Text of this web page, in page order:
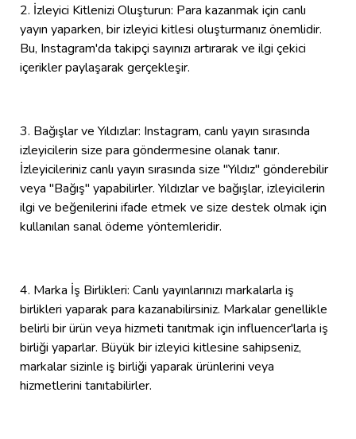
2. İzleyici Kitlenizi Oluşturun: Para kazanmak için canlı
yayın yaparken, bir izleyici kitlesi oluşturmanız önemlidir.
Bu, Instagram'da takipçi sayınızı artırarak ve ilgi çekici
içerikler paylaşarak gerçekleşir.
3. Bağışlar ve Yıldızlar: Instagram, canlı yayın sırasında
izleyicilerin size para göndermesine olanak tanır.
İzleyicileriniz canlı yayın sırasında size "Yıldız" gönderebilir
veya "Bağış" yapabilirler. Yıldızlar ve bağışlar, izleyicilerin
ilgi ve beğenilerini ifade etmek ve size destek olmak için
kullanılan sanal ödeme yöntemleridir.
4. Marka İş Birlikleri: Canlı yayınlarınızı markalarla iş
birlikleri yaparak para kazanabilirsiniz. Markalar genellikle
belirli bir ürün veya hizmeti tanıtmak için influencer'larla iş
birliği yaparlar. Büyük bir izleyici kitlesine sahipseniz,
markalar sizinle iş birliği yaparak ürünlerini veya
hizmetlerini tanıtabilirler.